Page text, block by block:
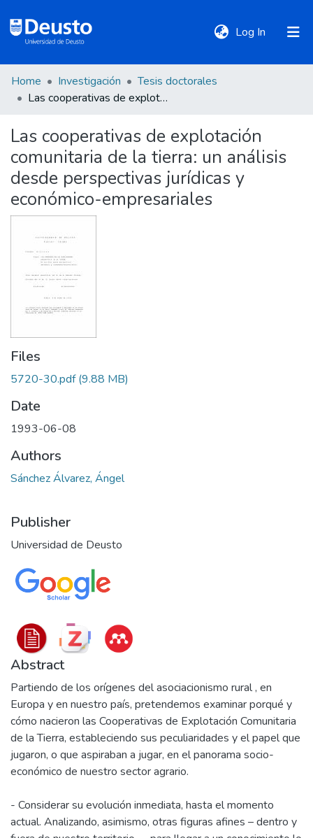
Log In (current)
DeustoTeka
Communities
&
Collections
All of DSpace
Statistics
Policies
Home Investigación
Tesis doctorales
Las cooperativas de explotación comunitaria de la tierra: un análisis desde perspectivas jurídicas y económico-empresariales
Las cooperativas de explotación
comunitaria de la tierra: un análisis
desde perspectivas jurídicas y
económico-empresariales
Files
5720-30.pdf(9.88 MB)
Date
1993-06-08
Authors
Sánchez Álvarez, Ángel
Publisher
Universidad de Deusto
Abstract
Partiendo de los orígenes del asociacionismo rural , en
Europa y en nuestro país, pretendemos examinar porqué y
cómo nacieron las Cooperativas de Explotación Comunitaria
de la Tierra, estableciendo sus peculiaridades y el papel que
jugaron, o que aspiraban a jugar, en el panorama socio-
económico de nuestro sector agrario.
- Considerar su evolución inmediata, hasta el momento
actual. Analizando, asimismo, otras figuras afines – dentro y